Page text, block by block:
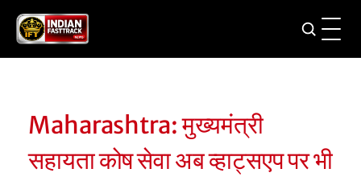
Maharashtra: मुख्यमंत्री
सहायता कोष सेवा अब व्हाट्सएप पर भी